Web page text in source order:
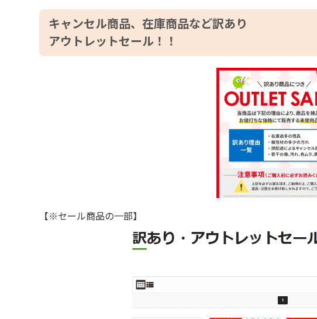
キャンセル商品、在庫商品など訳あり
アウトレットセール！！
【※セール商品の一部】